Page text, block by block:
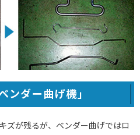
ンダー曲げ機」
ズが残るが、ベンダー曲げではロ